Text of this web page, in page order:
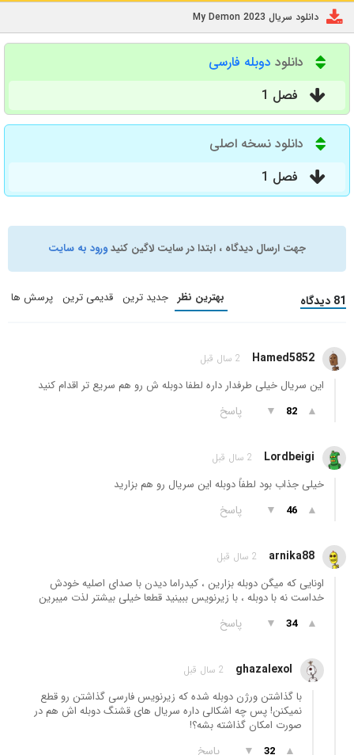
دانلود سریال My Demon 2023
دانلود دوبله فارسی
فصل 1
دانلود نسخه اصلی
فصل 1
جهت ارسال دیدگاه ، ابتدا در سایت لاگین کنیدورود به سایت
81 دیدگاه بهترین نظر جدید ترین قدیمی ترین پرسش ها
Hamed5852 2 سال قبل
این سریال خیلی طرفدار داره لطفا دوبله ش رو هم سریع تر اقدام کنید
▲
82
▼ پاسخ
Lordbeigi 2 سال قبل
خیلی جذاب بود لطفاً دوبله این سریال رو هم بزارید
▲
46
▼ پاسخ
arnika88 2 سال قبل
اونایی که میگن دوبله بزارین ، کیدراما دیدن با صدای اصلیه خودش
خداست نه با دوبله ، با زیرنویس ببینید قطعا خیلی بیشتر لذت میبرین
▲
34
▼ پاسخ
ghazalexol 2 سال قبل
با گذاشتن ورژن دوبله شده که زیرنویس فارسی گذاشتن رو قطع
نمیکنن! پس چه اشکالی داره سریال های قشنگ دوبله اش هم در
صورت امکان گذاشته بشه؟!
▲
32
▼ پاسخ